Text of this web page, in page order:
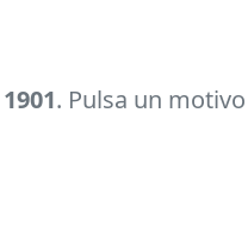
1901. Pulsa un motivo